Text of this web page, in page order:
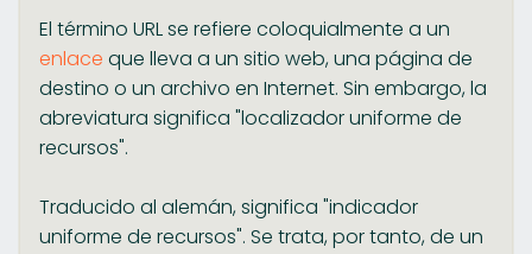
El término URL se refiere coloquialmente a un
enlace que lleva a un sitio web, una página de
destino o un archivo en Internet. Sin embargo, la
abreviatura significa "localizador uniforme de
recursos".
Traducido al alemán, significa "indicador
uniforme de recursos". Se trata, por tanto, de un